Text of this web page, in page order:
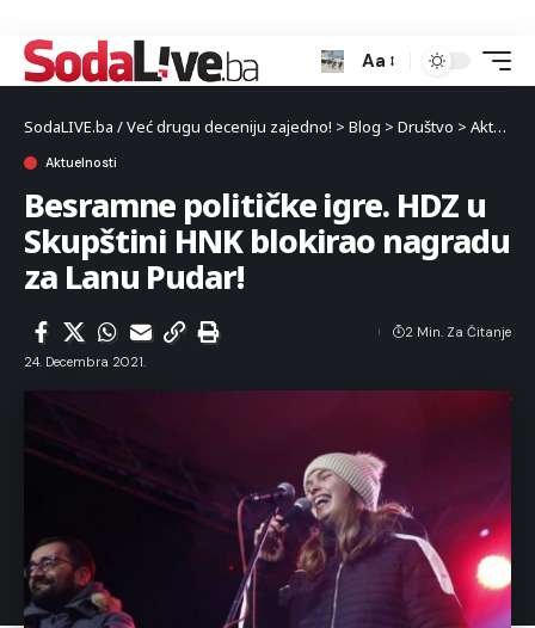
Aa
SodaLIVE.ba / Već drugu deceniju zajedno! > Blog > Društvo > Aktuelnosti
Aktuelnosti
Besramne političke igre. HDZ u
Skupštini HNK blokirao nagradu
za Lanu Pudar!
24. Decembra 2021.
2 Min. Za Čitanje